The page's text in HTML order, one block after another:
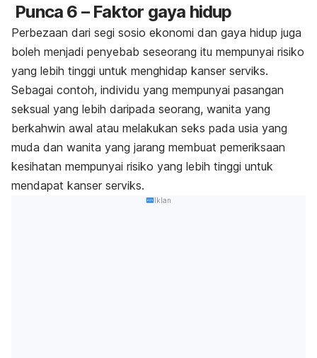
Punca 6 – Faktor gaya hidup
Perbezaan dari segi sosio ekonomi dan gaya hidup juga
boleh menjadi penyebab seseorang itu mempunyai risiko
yang lebih tinggi untuk menghidap kanser serviks.
Sebagai contoh, individu yang mempunyai pasangan
seksual yang lebih daripada seorang, wanita yang
berkahwin awal atau melakukan seks pada usia yang
muda dan wanita yang jarang membuat pemeriksaan
kesihatan mempunyai risiko yang lebih tinggi untuk
mendapat kanser serviks.
Iklan